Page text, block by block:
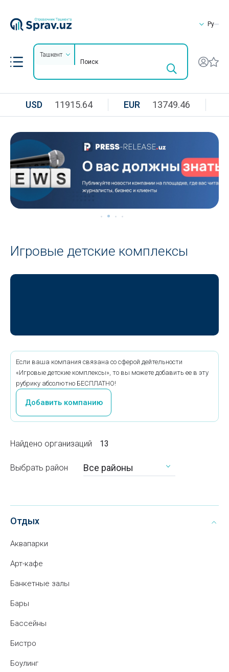
Ру
Ташкент
USD 11915.64 EUR 13749.46
Игровые детские комплексы
Если ваша компания связана со сферой дейтельности
«Игровые детские комплексы», то вы можете добавить ее в эту
рубрику абсолютно БЕСПЛАТНО!
Добавить компанию
Найдено организаций 13
Выбрать район Все районы
Отдых
Аквапарки
Арт-кафе
Банкетные залы
Бары
Бассейны
Бистро
Боулинг